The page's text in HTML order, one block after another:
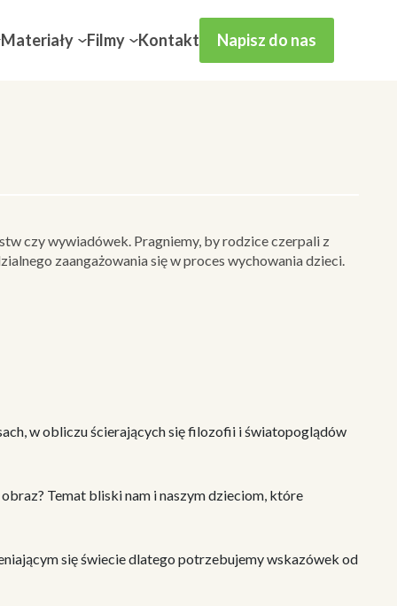
Materiały Filmy Kontakt Napisz do nas
czy wywiadówek. Pragniemy, by rodzice czerpali z
zaangażowania się w proces wychowania dzieci.
w obliczu ścierających się filozofii i światopoglądów
Temat bliski nam i naszym dzieciom, które
się świecie dlatego potrzebujemy wskazówek od